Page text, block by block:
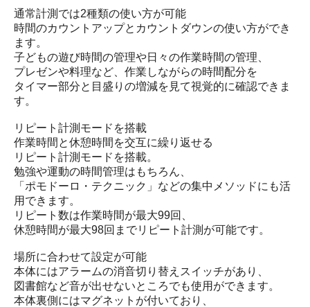
通常計測では2種類の使い方が可能
時間のカウントアップとカウントダウンの使い方ができ
ます。
子どもの遊び時間の管理や日々の作業時間の管理、
プレゼンや料理など、作業しながらの時間配分を
タイマー部分と目盛りの増減を見て視覚的に確認できま
す。
リピート計測モードを搭載
作業時間と休憩時間を交互に繰り返せる
リピート計測モードを搭載。
勉強や運動の時間管理はもちろん、
「ポモドーロ・テクニック」などの集中メソッドにも活
用できます。
リピート数は作業時間が最大99回、
休憩時間が最大98回までリピート計測が可能です。
場所に合わせて設定が可能
本体にはアラームの消音切り替えスイッチがあり、
図書館など音が出せないところでも使用ができます。
本体裏側にはマグネットが付いており、